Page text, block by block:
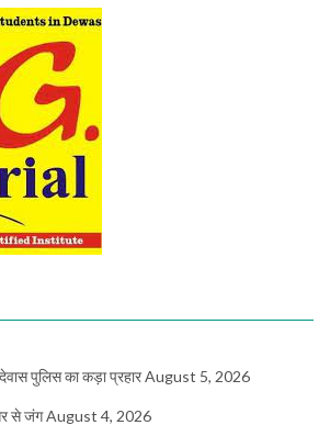
पुलिस का कड़ा प्रहारAugust 5, 2026
से जंगAugust 4, 2026